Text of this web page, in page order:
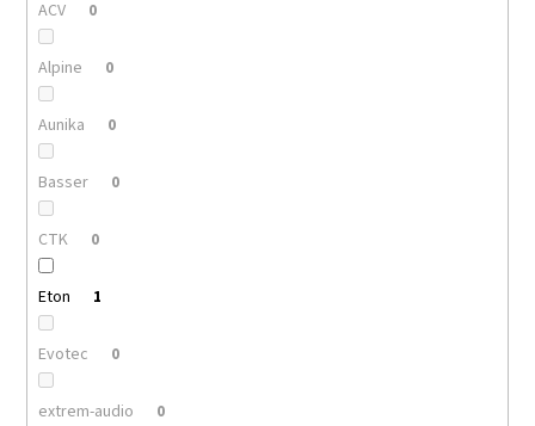
ACV 0
Alpine 0
Aunika 0
Basser 0
CTK 0
Eton 1
Evotec 0
extrem-audio 0